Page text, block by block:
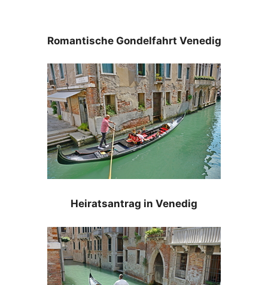
Romantische Gondelfahrt Venedig
Heiratsantrag in Venedig